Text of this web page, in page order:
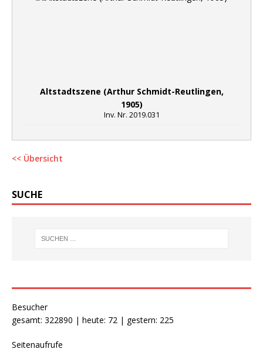
Altstadtszene (Arthur Schmidt-Reutlingen,
1905)
Inv. Nr. 2019.031
<< Übersicht
SUCHE
Besucher
gesamt: 322890 | heute: 72 | gestern: 225
Seitenaufrufe